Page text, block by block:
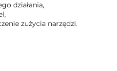
działania,
zużycia narzędzi.